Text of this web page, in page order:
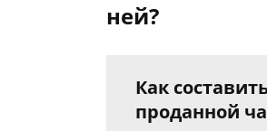
ней?
Как
проданной